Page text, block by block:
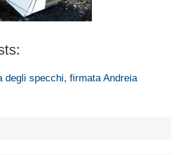
degli specchi, firmata Andreia